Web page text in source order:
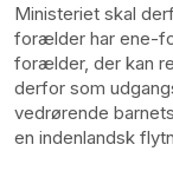
Ministeriet skal
forælder har ene-
forælder, der kan
derfor som
vedrørende
en indenlandsk